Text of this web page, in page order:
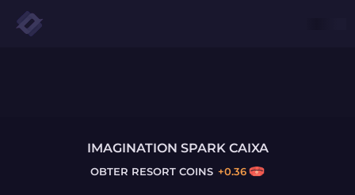
IMAGINATION SPARK CAIXA
OBTER RESORT COINS +0.36